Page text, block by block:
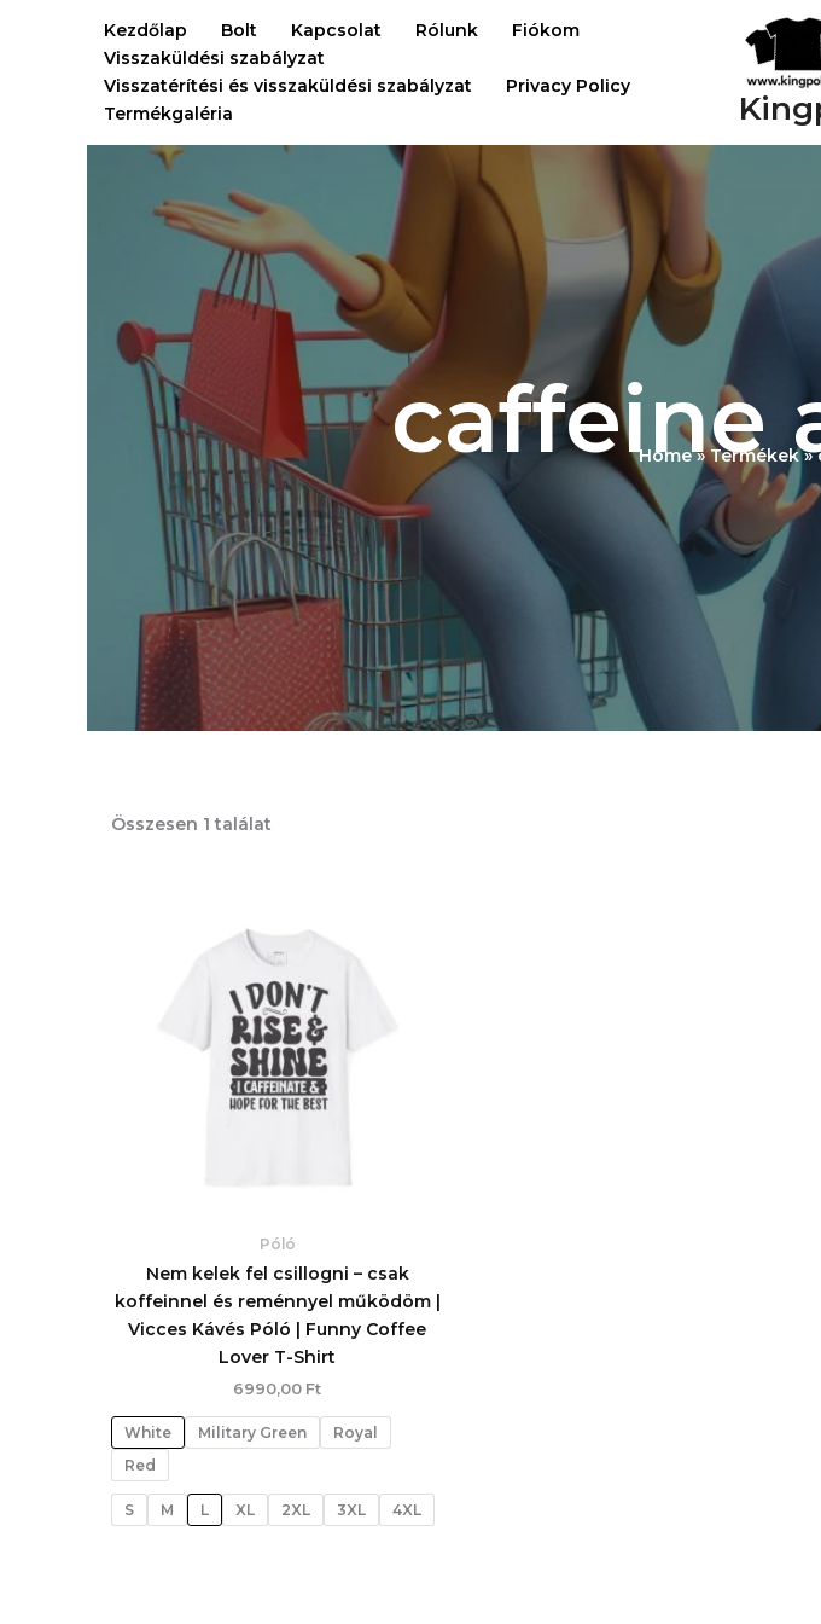
Kezdőlap Bolt Kapcsolat Rólunk
Fiókom
Visszaküldési szabályzat
Visszatérítési és visszaküldési szabályzat
Privacy Policy
Termékgaléria
caffeine
Home Termékek
Összesen 1 találat
Póló
Nem kelek fel csillogni – csak
koffeinnel és reménnyel működöm |
Vicces Kávés Póló | Funny Coffee
Lover T-Shirt
6990,00 Ft
White Military Green
Royal
Red
S M L XL 2XL 3XL 4XL